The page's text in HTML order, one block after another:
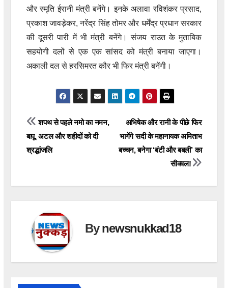
और स्मृति ईरानी मंत्री बनेंगे। इनके अलावा रविशंकर प्रसाद,
प्रकाश जावड़ेकर, नरेंद्र सिंह तोमर और धर्मेंद्र प्रधान सरकार
की दूसरी पारी में भी मंत्री बनेंगे। संजय राउत के मुताबिक
सहयोगी दलों से एक एक सांसद को मंत्री बनाया जाएगा।
अकाली दल से हरसिमरत कौर भी फिर मंत्री बनेंगी।
Post
navigation
अभिषेक और रानी के पीछे फिर
भागेंगे सदी के महानायक अमिताभ
बच्चन, बनेगा ‘बंटी और बबली’ का
सीक्वल!
शपथ से पहले नमो का नमन,
बापू, अटल और शहीदों को दी
श्रद्धांजलि
Bynewsnukkad18